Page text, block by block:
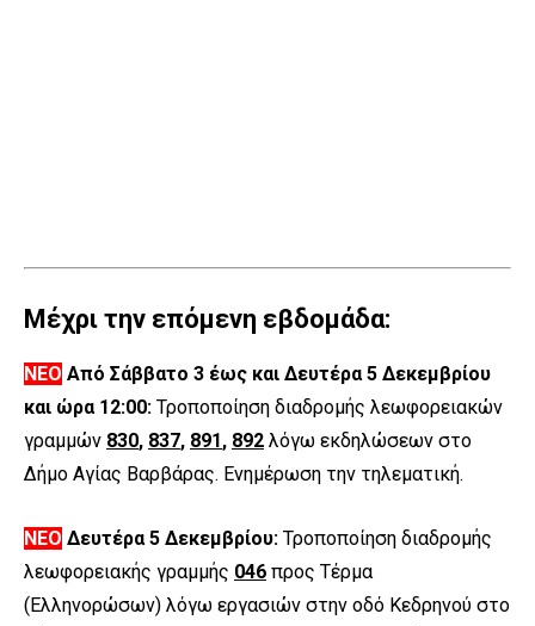
Μέχρι την επόμενη εβδομάδα:
ΝΕΟ Από Σάββατο 3 έως και Δευτέρα 5 Δεκεμβρίου
και ώρα 12:00: Τροποποίηση διαδρομής λεωφορειακών
γραμμών 830, 837, 891 , 892 λόγω εκδηλώσεων στο
Δήμο Αγίας Βαρβάρας. Ενημέρωση την τηλεματική.
ΝΕΟ Δευτέρα 5 Δεκεμβρίου: Τροποποίηση διαδρομής
λεωφορειακής γραμμής 046 προς Τέρμα
(Ελληνορώσων) λόγω εργασιών στην οδό Κεδρηνού στο